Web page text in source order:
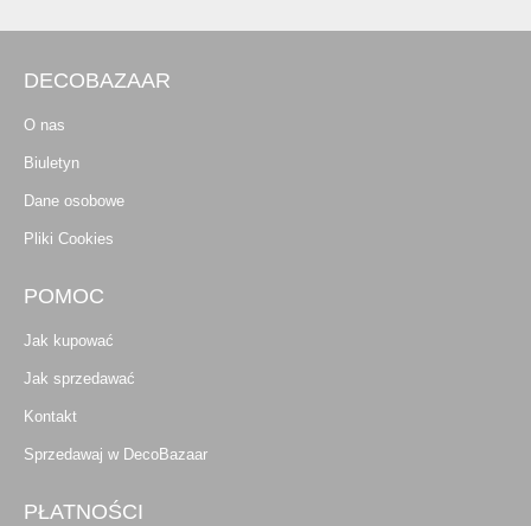
DECOBAZAAR
O nas
Biuletyn
Dane osobowe
Pliki Cookies
POMOC
Jak kupować
Jak sprzedawać
Kontakt
Sprzedawaj w DecoBazaar
PŁATNOŚCI